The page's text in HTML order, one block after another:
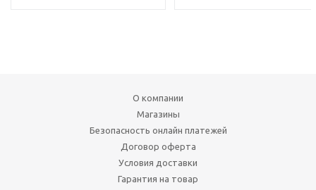
О компании
Магазины
Безопасность онлайн платежей
Договор оферта
Условия доставки
Гарантия на товар